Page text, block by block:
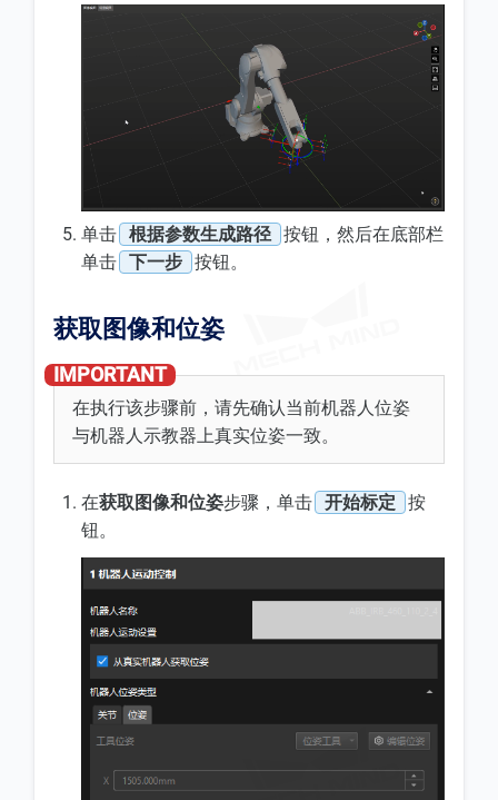
单击 根据参数生成路径 按钮，然后在底部栏
单击 下一步 按钮。
获取图像和位姿
在执行该步骤前，请先确认当前机器人位姿
与机器人示教器上真实位姿一致。
在获取图像和位姿步骤，单击 开始标定
按
钮。